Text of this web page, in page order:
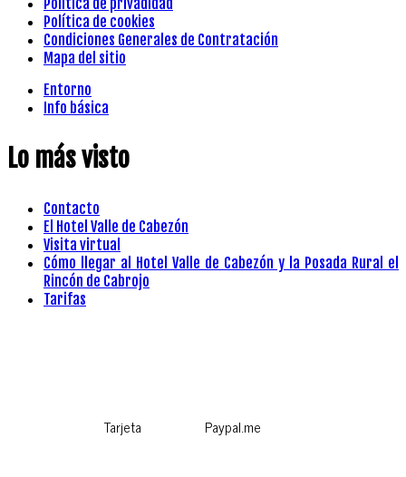
Política de cookies
Condiciones Generales de Contratación
Mapa del sitio
Entorno
Info básica
Lo más visto
Contacto
El Hotel Valle de Cabezón
Visita virtual
Cómo llegar al Hotel Valle de Cabezón y la Posada Rural el
Rincón de Cabrojo
Tarifas
Tarjeta Paypal.me